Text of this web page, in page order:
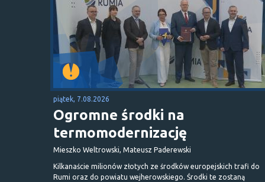
piątek, 7.08.2026
Ogromne środki na
termomodernizację
Mieszko Weltrowski, Mateusz Paderewski
Kilkanaście milionów złotych ze środków europejskich trafi do
Rumi oraz do powiatu wejherowskiego. Środki te zostaną